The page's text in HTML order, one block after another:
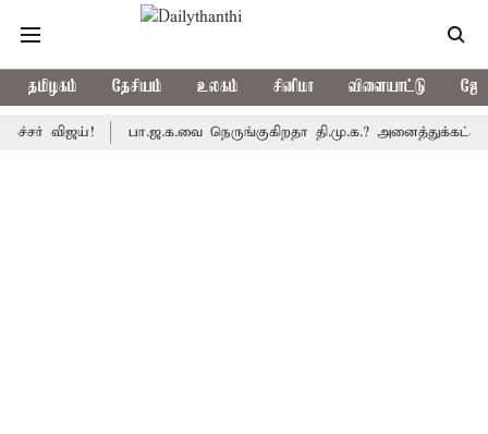
தமிழகம் தேசியம் உலகம் சினிமா விளையாட்டு
விஜய்! பா.ஜ.க.வை நெருங்குகிறதா தி.மு.க.? அனைத்துக்கட்சி